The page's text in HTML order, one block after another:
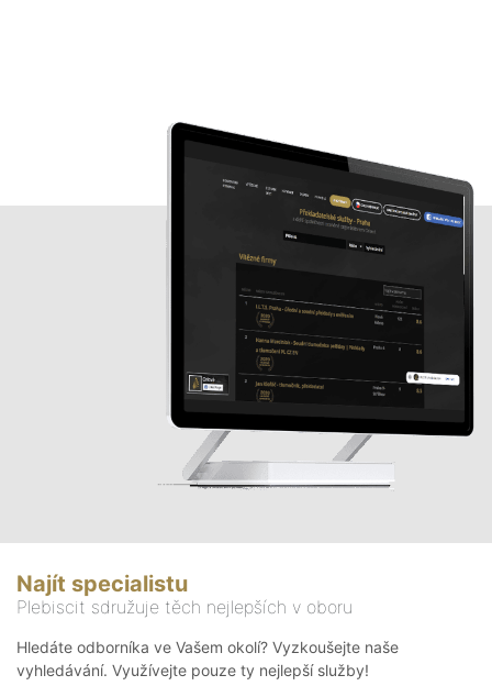
Najít specialistu
Plebiscit sdružuje těch nejlepších v oboru
Hledáte odborníka ve Vašem okolí? Vyzkoušejte naše
vyhledávání. Využívejte pouze ty nejlepší služby!